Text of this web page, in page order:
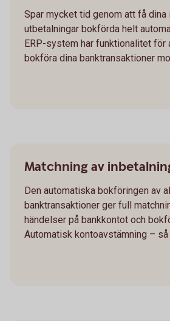
Spar mycket tid genom att få dina
utbetalningar bokförda helt
ERP-system har funktionalitet för
bokföra dina banktransaktioner
Matchning av
Den automatiska bokföringen av
banktransaktioner ger full
händelser på bankkontot och
Automatisk kontoavstämning –